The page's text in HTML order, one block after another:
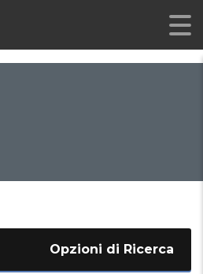
Opzioni di Ricerca